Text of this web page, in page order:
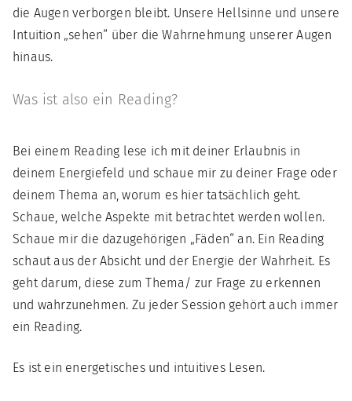
die Augen verborgen bleibt. Unsere Hellsinne und unsere
Intuition „sehen“ über die Wahrnehmung unserer Augen
hinaus.
Was ist also ein Reading?
Bei einem Reading lese ich mit deiner Erlaubnis in
deinem Energiefeld und schaue mir zu deiner Frage oder
deinem Thema an, worum es hier tatsächlich geht.
Schaue, welche Aspekte mit betrachtet werden wollen.
Schaue mir die dazugehörigen „Fäden“ an. Ein Reading
schaut aus der Absicht und der Energie der Wahrheit. Es
geht darum, diese zum Thema/ zur Frage zu erkennen
und wahrzunehmen. Zu jeder Session gehört auch immer
ein Reading.
Es ist ein energetisches und intuitives Lesen.